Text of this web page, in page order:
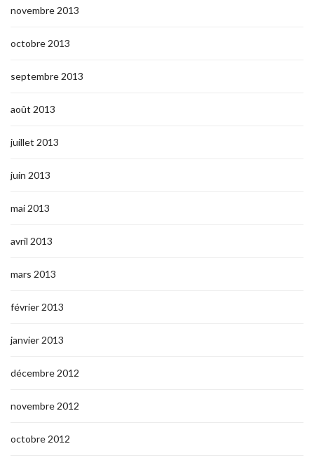
novembre 2013
octobre 2013
septembre 2013
août 2013
juillet 2013
juin 2013
mai 2013
avril 2013
mars 2013
février 2013
janvier 2013
décembre 2012
novembre 2012
octobre 2012